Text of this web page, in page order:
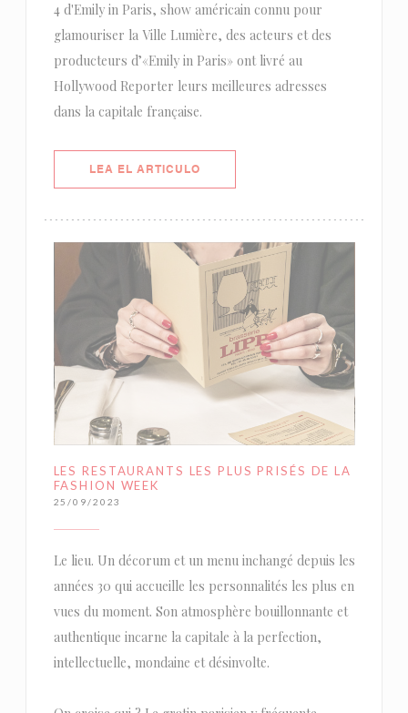
4 d'Emily in Paris, show américain connu pour
glamouriser la Ville Lumière, des acteurs et des
producteurs d’«Emily in Paris» ont livré au
Hollywood Reporter leurs meilleures adresses
dans la capitale française.
LEA EL ARTICULO((ABRE EN UNA NUEVA
LES RESTAURANTS LES PLUS PRISÉS DE LA
FASHION WEEK
25/09/2023
Le lieu. Un décorum et un menu inchangé depuis les
années 30 qui accueille les personnalités les plus en
vues du moment. Son atmosphère bouillonnante et
authentique incarne la capitale à la perfection,
intellectuelle, mondaine et désinvolte.